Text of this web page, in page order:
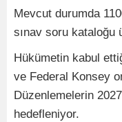
Mevcut durumda
sınav soru kataloğu
Hükümetin kabul
ve Federal Konsey
Düzenlemelerin
hedefleniyor.